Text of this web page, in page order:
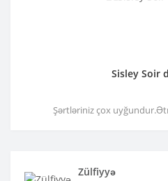
Sisley Soir
Şərtləriniz çox
Zülfiyyə